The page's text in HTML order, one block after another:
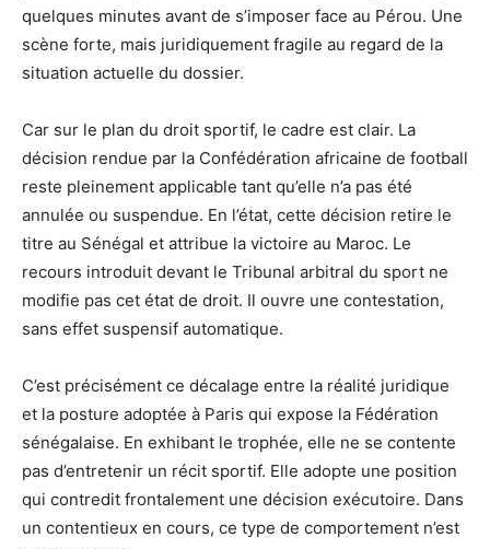
quelques minutes avant de s’imposer face au Pérou. Une
scène forte, mais juridiquement fragile au regard de la
situation actuelle du dossier.
Car sur le plan du droit sportif, le cadre est clair. La
décision rendue par la Confédération africaine de football
reste pleinement applicable tant qu’elle n’a pas été
annulée ou suspendue. En l’état, cette décision retire le
titre au Sénégal et attribue la victoire au Maroc. Le
recours introduit devant le Tribunal arbitral du sport ne
modifie pas cet état de droit. Il ouvre une contestation,
sans effet suspensif automatique.
C’est précisément ce décalage entre la réalité juridique
et la posture adoptée à Paris qui expose la Fédération
sénégalaise. En exhibant le trophée, elle ne se contente
pas d’entretenir un récit sportif. Elle adopte une position
qui contredit frontalement une décision exécutoire. Dans
un contentieux en cours, ce type de comportement n’est